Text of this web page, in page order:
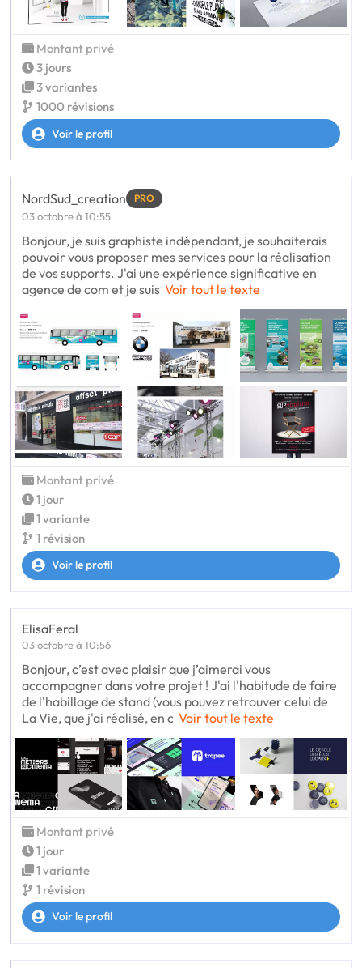
Montant privé
3 jours
3 variantes
1000 révisions
Voir le profil
NordSud_creation PRO
03 octobre à 10:55
Bonjour, je suis graphiste indépendant, je souhaiterais
pouvoir vous proposer mes services pour la réalisation
de vos supports. J'ai une expérience significative en
agence de com et je suis Voir tout le texte
Montant privé
1 jour
1 variante
1 révision
Voir le profil
ElisaFeral
03 octobre à 10:56
Bonjour, c’est avec plaisir que j’aimerai vous
accompagner dans votre projet ! J'ai l'habitude de faire
de l'habillage de stand (vous pouvez retrouver celui de
La Vie, que j'ai réalisé, en c Voir tout le texte
Montant privé
1 jour
1 variante
1 révision
Voir le profil